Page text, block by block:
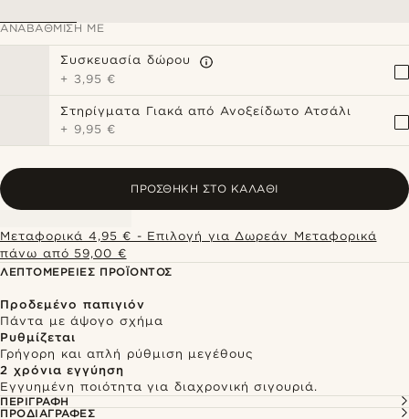
ΑΝΑΒΆΘΜΙΣΗ ΜΕ
Συσκευασία δώρου
+ 3,95 €
Στηρίγματα Γιακά από Ανοξείδωτο Ατσάλι
+ 9,95 €
ΠΡΟΣΘΉΚΗ ΣΤΟ ΚΑΛΆΘΙ
Μεταφορικά 4,95 € - Επιλογή για Δωρεάν Μεταφορικά
πάνω από 59,00 €
ΛΕΠΤΟΜΈΡΕΙΕΣ ΠΡΟΪΌΝΤΟΣ
Προδεμένο παπιγιόν
Πάντα με άψογο σχήμα
Ρυθμίζεται
Γρήγορη και απλή ρύθμιση μεγέθους
2 χρόνια εγγύηση
Εγγυημένη ποιότητα για διαχρονική σιγουριά.
ΠΕΡΙΓΡΑΦΉ
ΠΡΟΔΙΑΓΡΑΦΈΣ